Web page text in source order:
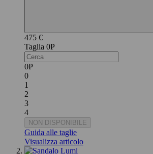
475 €
0P
0P
0
1
2
3
4
NON DISPONIBILE
Guida alle taglie
Visualizza articolo